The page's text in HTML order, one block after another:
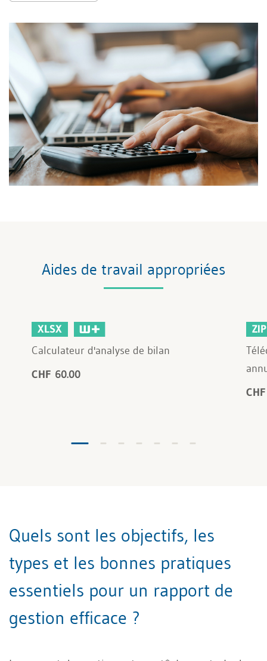
Aides de travail appropriées
XLSX
Calculateur d'analyse de bilan
CHF 60.00
ZIP
Quels sont les objectifs, les
types et les bonnes pratiques
essentiels pour un rapport de
gestion efficace ?